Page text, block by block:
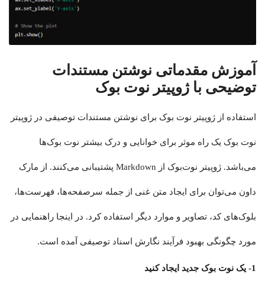
آموزش مقدماتی نوشتن مستندات
توضیحی با ژوپیتر نوت بوک
استفاده از ژوپیتر نوت بوک برای نوشتن مستندات توصیفی در ژوپیتر
نوت بوک یک راه موثر برای خوانایی و درک بیشتر نوت بوک‌ها
می‌باشد. ژوپیتر نوت‌بوک‌ از Markdown پشتیبانی می‌کنند. از مارک
داون می‌توان برای ایجاد متن غنی از جمله سرصفحه‌ها، فهرست‌ها،
بلوک‌های کد، تصاویر و موارد دیگر استفاده کرد. در اینجا راهنمایی در
مورد چگونگی بهبود فرآیند نگارش اسناد توصیفی آمده است.
1- یک نوت بوک جدید ایجاد کنید